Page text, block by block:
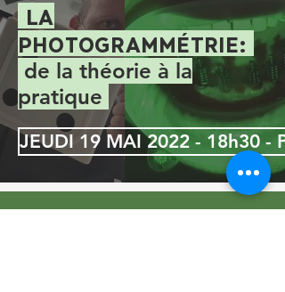
LA
PHOTOGRAMMÉTRIE:
de la théorie à la
pratique
JEUDI 19 MAI 2022 - 18h30 -